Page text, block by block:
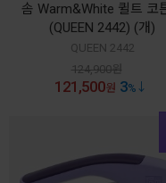
솜 Warm&White 퀼트 코
(QUEEN 2442) (개)
QUEEN 2442
124,900원
121,500원 3%